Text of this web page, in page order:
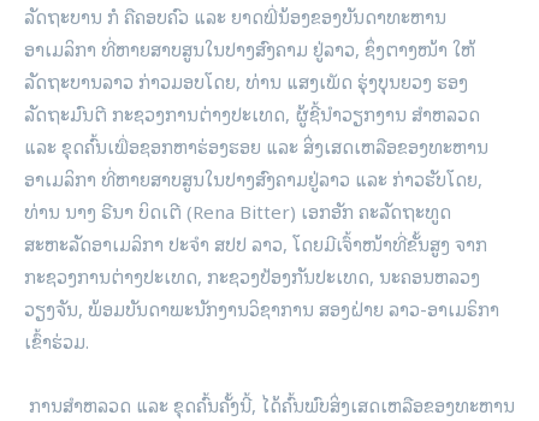
ລັດຖະບານ ກໍ ຄືຄອບຄົວ ແລະ ຍາດພີ່ນ້ອງຂອງບັນດາທະຫານ
ອາເມລິກາ ທີ່ຫາຍສາບສູນໃນປາງສົງຄາມ ຢູ່ລາວ, ຊຶ່ງຕາງໜ້າ ໃຫ້
ລັດຖະບານລາວ ກ່າວມອບໂດຍ, ທ່ານ ແສງເພັດ ຮຸ່ງບຸນຍວງ ຮອງ
ລັດຖະມົນຕີ ກະຊວງການຕ່າງປະເທດ, ຜູ້ຊີ້ນຳວຽກງານ ສໍາຫລວດ
ແລະ ຂຸດຄົ້ນເພື່ອຊອກຫາຮ່ອງຮອຍ ແລະ ສິ່ງເສດເຫລືອຂອງທະຫານ
ອາເມລິກາ ທີ່ຫາຍສາບສູນໃນປາງສົງຄາມຢູ່ລາວ ແລະ ກ່າວຮັບໂດຍ,
ທ່ານ ນາງ ຣີນາ ບິດເຕີ (Rena Bitter) ເອກອັກ ຄະລັດຖະທູດ
ສະຫະລັດອາເມລິກາ ປະຈໍາ ສປປ ລາວ, ໂດຍມີເຈົ້າໜ້າທີ່ຂັ້ນສູງ ຈາກ
ກະຊວງການຕ່າງປະເທດ, ກະຊວງປ້ອງກັນປະເທດ, ນະຄອນຫລວງ
ວຽງຈັນ, ພ້ອມບັນດາພະນັກງານວິຊາການ ສອງຝ່າຍ ລາວ-ອາເມຣິກາ
ເຂົ້າຮ່ວມ.
ການສໍາຫລວດ ແລະ ຂຸດຄົ້ນຄັ້ງນີ້, ໄດ້ຄົ້ນພົບສິ່ງເສດເຫລືອຂອງທະຫານ